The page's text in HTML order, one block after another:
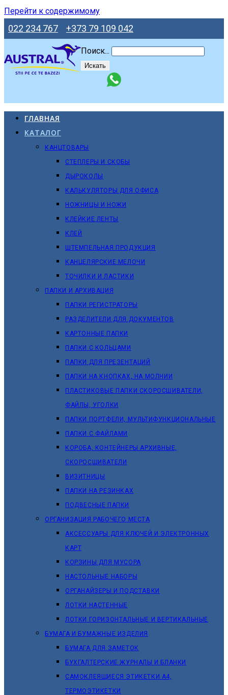
Перейти к содержимому
022 234 767 +373 79 109 042
Поиск...
Искать
ГЛАВНАЯ
КАТАЛОГ
КАНЦТОВАРЫ
СТЕПЛЕРЫ И СКОБЫ
ДЫРОКОЛЫ
КАЛЬКУЛЯТОРЫ ДЛЯ ОФИСА
НОЖНИЦЫ И НОЖИ
КЛЕЙКИЕ ЛЕНТЫ
КЛЕЙ
ШТЕМПЕЛЬНАЯ ПРОДУКЦИЯ
КАНЦЕЛЯРСКИЕ МЕЛОЧИ
ТОЧИЛКИ И ЛАСТИКИ
ПАПКИ И АРХИВАЦИЯ
ПАПКИ РЕГИСТРАТОРЫ
РАЗДЕЛИТЕЛИ ДЛЯ ДОКУМЕНТОВ
КАРТОННЫЕ ПАПКИ
ПАПКИ С КОЛЬЦАМИ
ПАПКИ ДЛЯ ПРЕЗЕНТАЦИЙ
ПАПКИ НА КНОПКАХ, НА МОЛНИИ
ПЛАСТИКОВЫЕ ПАПКИ СКОРОСШИВАТЕЛИ,
ФАЙЛЫ, УГОЛКИ
ПАПКИ ПОРТФЕЛИ, МУЛЬТИФУНКЦИОНАЛЬНЫЕ
ПАПКИ С ФАЙЛАМИ
КОРОБА, КОНТЕЙНЕРЫ АРХИВНЫЕ,
СКОРОСШИВАТЕЛИ
ВИЗИТНИЦЫ
ПАПКИ НА РЕЗИНКАХ
ПОДВЕСНЫЕ ПАПКИ
ОРГАНИЗАЦИЯ РАБОЧЕГО МЕСТА
АКСЕССУАРЫ ДЛЯ КЛЮЧЕЙ И ЭЛЕКТРОННЫХ
КАРТ
КОРЗИНЫ ДЛЯ МУСОРА
НАСТОЛЬНЫЕ НАБОРЫ
ОРГАНАЙЗЕРЫ И ПОДСТАВКИ
ЛОТКИ НАСТЕННЫЕ
ЛОТКИ ГОРИЗОНТАЛЬНЫЕ И ВЕРТИКАЛЬНЫЕ
БУМАГА И БУМАЖНЫЕ ИЗДЕЛИЯ
БУМАГА ДЛЯ ЗАМЕТОК
БУХГАЛТЕРСКИЕ ЖУРНАЛЫ И БЛАНКИ
САМОКЛЕЯЩИЕСЯ ЭТИКЕТКИ А4,
ТЕРМОЭТИКЕТКИ